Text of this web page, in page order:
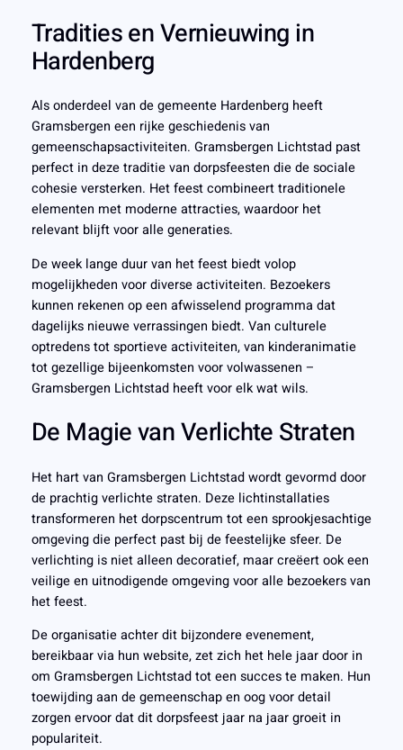
Tradities en Vernieuwing in
Hardenberg
Als onderdeel van de gemeente Hardenberg heeft
Gramsbergen een rijke geschiedenis van
gemeenschapsactiviteiten. Gramsbergen Lichtstad past
perfect in deze traditie van dorpsfeesten die de sociale
cohesie versterken. Het feest combineert traditionele
elementen met moderne attracties, waardoor het
relevant blijft voor alle generaties.
De week lange duur van het feest biedt volop
mogelijkheden voor diverse activiteiten. Bezoekers
kunnen rekenen op een afwisselend programma dat
dagelijks nieuwe verrassingen biedt. Van culturele
optredens tot sportieve activiteiten, van kinderanimatie
tot gezellige bijeenkomsten voor volwassenen –
Gramsbergen Lichtstad heeft voor elk wat wils.
De Magie van Verlichte Straten
Het hart van Gramsbergen Lichtstad wordt gevormd door
de prachtig verlichte straten. Deze lichtinstallaties
transformeren het dorpscentrum tot een sprookjesachtige
omgeving die perfect past bij de feestelijke sfeer. De
verlichting is niet alleen decoratief, maar creëert ook een
veilige en uitnodigende omgeving voor alle bezoekers van
het feest.
De organisatie achter dit bijzondere evenement,
bereikbaar via hun website, zet zich het hele jaar door in
om Gramsbergen Lichtstad tot een succes te maken. Hun
toewijding aan de gemeenschap en oog voor detail
zorgen ervoor dat dit dorpsfeest jaar na jaar groeit in
populariteit.